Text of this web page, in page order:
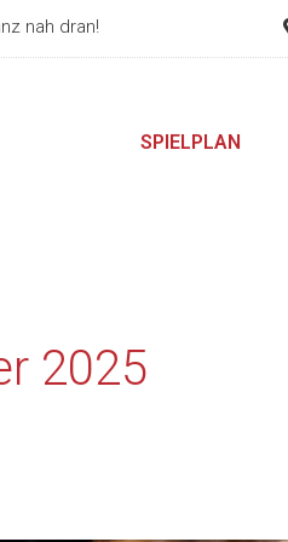
nah dran!
SPIELPLAN
2025